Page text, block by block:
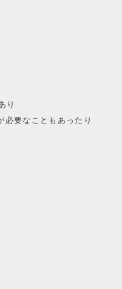
り
必要なこともあったり